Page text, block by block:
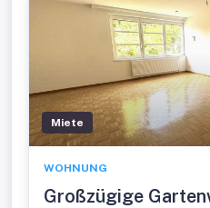
Miete
WOHNUNG
Großzügige